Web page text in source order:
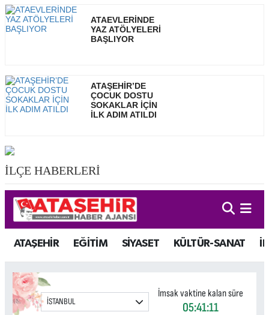
ATAEVLERİNDE
YAZ ATÖLYELERİ
BAŞLIYOR
ATAŞEHİR’DE
ÇOCUK DOSTU
SOKAKLAR İÇİN
İLK ADIM ATILDI
İLÇE HABERLERİ